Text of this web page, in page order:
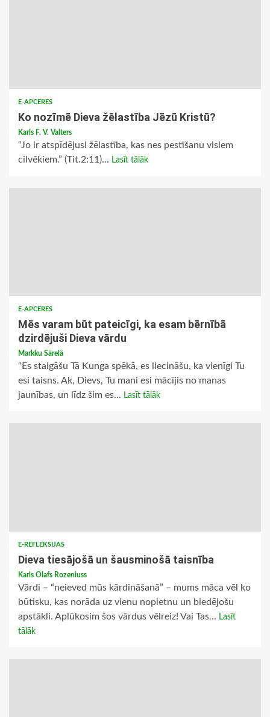
E-APCERES
Ko nozīmē Dieva žēlastība Jēzū Kristū?
Karls F. V. Valters
“Jo ir atspīdējusi žēlastība, kas nes pestīšanu visiem
cilvēkiem.” (Tit.2:11)... Lasīt tālāk
E-APCERES
Mēs varam būt pateicīgi, ka esam bērnībā
dzirdējuši Dieva vārdu
Markku Särelä
“Es staigāšu Tā Kunga spēkā, es liecināšu, ka vienīgi Tu
esi taisns. Ak, Dievs, Tu mani esi mācījis no manas
jaunības, un līdz šim es... Lasīt tālāk
E-REFLEKSIJAS
Dieva tiesājošā un šausminošā taisnība
Karls Olafs Rozeniuss
Vārdi – “neieved mūs kārdināšanā” – mums māca vēl ko
būtisku, kas norāda uz vienu nopietnu un biedējošu
apstākli. Aplūkosim šos vārdus vēlreiz! Vai Tas... Lasīt
tālāk